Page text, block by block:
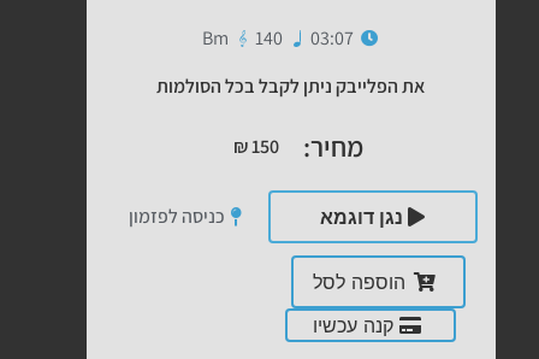
03:07
140
Bm
את הפלייבק ניתן לקבל בכל הסולמות
מחיר: ₪150
נגן דוגמא כניסה לפזמון
הוספה לסל
קנה עכשיו